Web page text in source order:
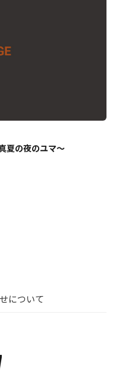
夏の夜のユマ〜
について